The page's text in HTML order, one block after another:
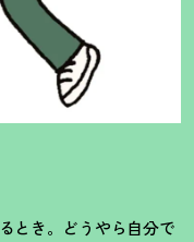
とき。どうやら自分で